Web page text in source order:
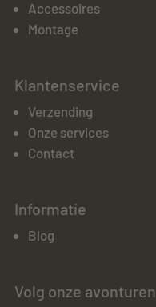
Accessoires
Montage
Klantenservice
Verzending
Onze services
Contact
Informatie
Blog
Volg onze avonturen